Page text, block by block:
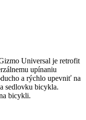
Universal je retrofit
upínaniu
a rýchlo upevniť na
sedlovku bicykla.
bicykli.